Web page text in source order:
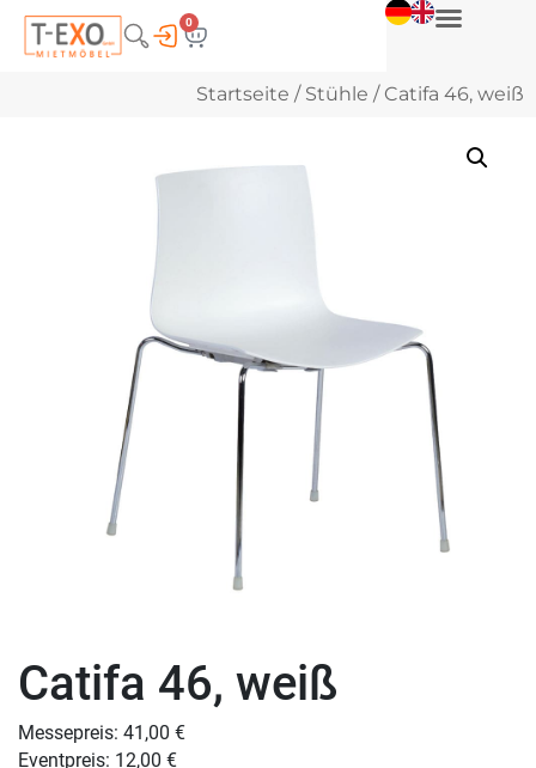
0
Startseite / Stühle / Catifa 46, weiß
Catifa 46, weiß
Messepreis: 41,00 €
Eventpreis: 12,00 €